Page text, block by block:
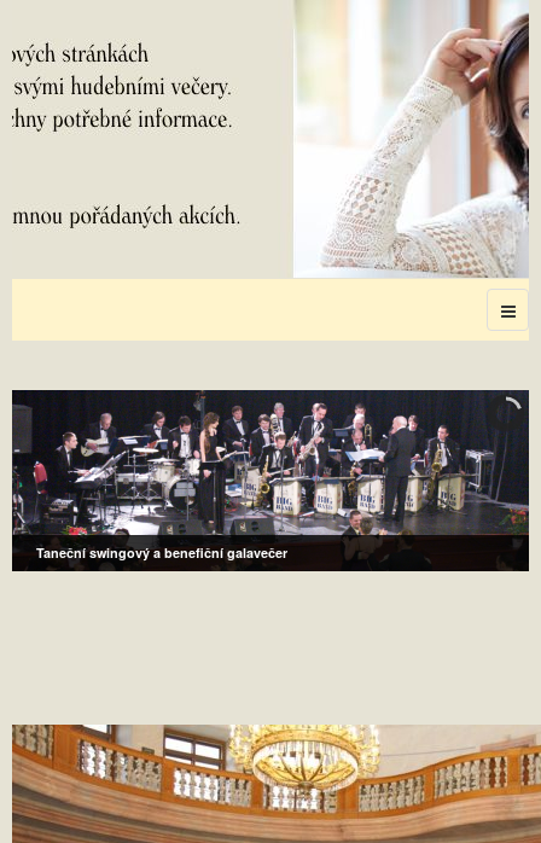
Taneční swingový a benefiční galavečer